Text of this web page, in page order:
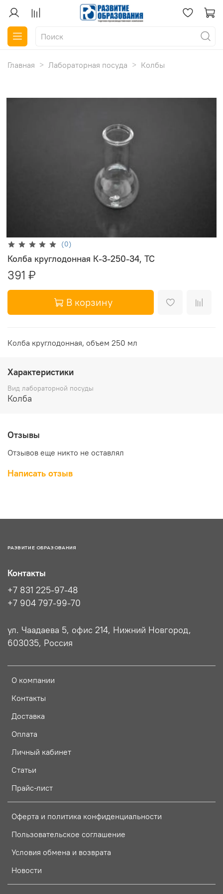
Главная Лабораторная посуда Колбы
(0)
Колба круглодонная К-3-250-34, ТС
391 ₽
В корзину
Колба круглодонная, объем 250 мл
Характеристики
Вид лабораторной посуды
Колба
Отзывы
Отзывов еще никто не оставлял
Написать отзыв
РАЗВИТИЕ ОБРАЗОВАНИЯ
О компании
Контакты
Доставка
Оплата
Личный кабинет
Статьи
Прайс-лист
Оферта и политика конфиденциальности
Пользовательское соглашение
Условия обмена и возврата
Новости
Контакты
+7 831 225-97-48
+7 904 797-99-70
ул. Чаадаева 5, офис 214, Нижний Новгород,
603035, Россия